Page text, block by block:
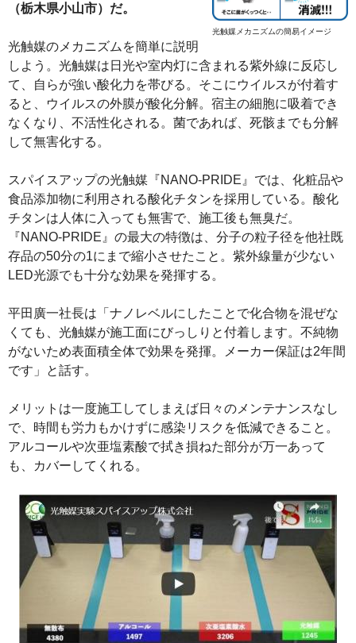
光触媒メカニズムの簡易イメージ
（栃木県小山市）だ。
光触媒のメカニズムを簡単に説明
しよう。光触媒は日光や室内灯に含まれる紫外線に反応し
て、自らが強い酸化力を帯びる。そこにウイルスが付着す
ると、ウイルスの外膜が酸化分解。宿主の細胞に吸着でき
なくなり、不活性化される。菌であれば、死骸までも分解
して無害化する。
スパイスアップの光触媒『NANO-PRIDE』では、化粧品や
食品添加物に利用される酸化チタンを採用している。酸化
チタンは人体に入っても無害で、施工後も無臭だ。
『NANO-PRIDE』の最大の特徴は、分子の粒子径を他社既
存品の50分の1にまで縮小させたこと。紫外線量が少ない
LED光源でも十分な効果を発揮する。
平田廣一社長は「ナノレベルにしたことで化合物を混ぜな
くても、光触媒が施工面にびっしりと付着します。不純物
がないため表面積全体で効果を発揮。メーカー保証は2年間
です」と話す。
メリットは一度施工してしまえば日々のメンテナンスなし
で、時間も労力もかけずに感染リスクを低減できること。
アルコールや次亜塩素酸で拭き損ねた部分が万一あって
も、カバーしてくれる。